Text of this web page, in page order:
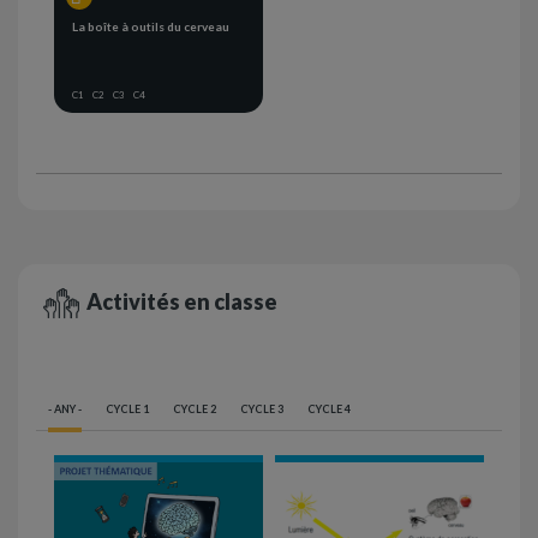
La boîte à outils du cerveau
C1 C2 C3 C4
Activités en classe
- ANY - CYCLE 1 CYCLE 2 CYCLE 3 CYCLE 4